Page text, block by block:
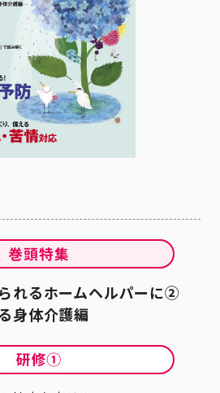
れるホームヘルパーに②
身体介護編